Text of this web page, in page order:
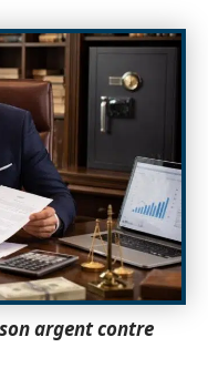
argent contre